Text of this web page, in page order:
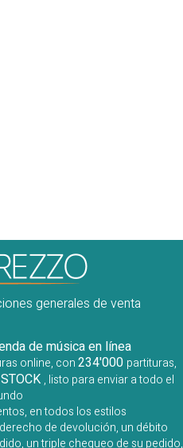
generales de venta
de música en línea
online, con234'000 partituras,
, listo para enviar a todo el
en todos los estilos
de devolución, un débito
un triple chequeo de su pedido,